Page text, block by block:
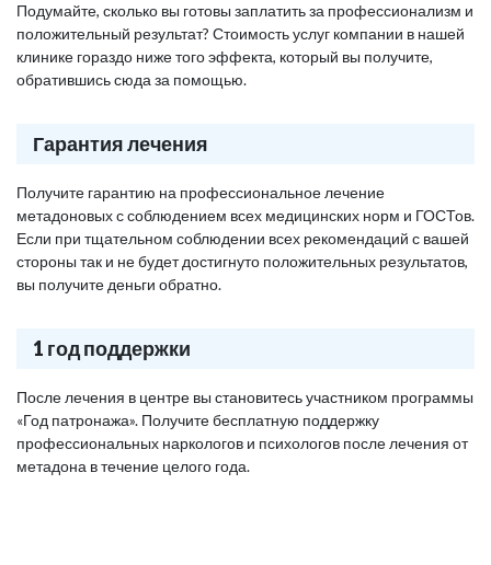
Подумайте, сколько вы готовы заплатить за профессионализм и
положительный результат? Стоимость услуг компании в нашей
клинике гораздо ниже того эффекта, который вы получите,
обратившись сюда за помощью.
Гарантия лечения
Получите гарантию на профессиональное лечение
метадоновых с соблюдением всех медицинских норм и ГОСТов.
Если при тщательном соблюдении всех рекомендаций с вашей
стороны так и не будет достигнуто положительных результатов,
вы получите деньги обратно.
1 год поддержки
После лечения в центре вы становитесь участником программы
«Год патронажа». Получите бесплатную поддержку
профессиональных наркологов и психологов после лечения от
метадона в течение целого года.